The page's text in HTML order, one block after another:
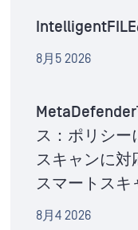
8月5 2026
ス：ポリシー
スキャンに対
スマートスキ
8月4 2026